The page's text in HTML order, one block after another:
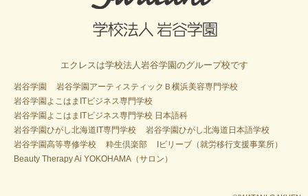
エクレスは学校法人岩谷学園のグループ校です
岩谷学園
岩谷学園アーティスティックＢ横浜美容専門学校
岩谷学園よこはまITビジネス専門学校
岩谷学園よこはまITビジネス専門学校 日本語科
岩谷学園ひがし北海道IT専門学校
岩谷学園ひがし北海道日本語学校
岩谷学園高等専修学校
粋生倶楽部
Iビリーブ（就労移行支援事業所）
Beauty Therapy Ai YOKOHAMA（サロン）